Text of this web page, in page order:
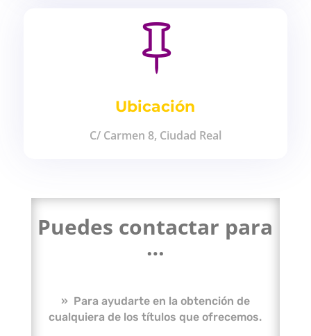

Ubicación
C/ Carmen 8, Ciudad Real
Puedes contactar para
…
» Para ayudarte en la obtención de
cualquiera de los títulos que ofrecemos.